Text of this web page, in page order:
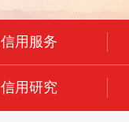
信用服务
信用研究